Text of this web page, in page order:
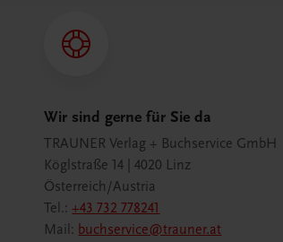
Wir sind gerne für Sie da
TRAUNER Verlag + Buchservice GmbH
Köglstraße 14 | 4020 Linz
Österreich/Austria
Tel.:+43 732 778241
Mail: buchservice@trauner.at